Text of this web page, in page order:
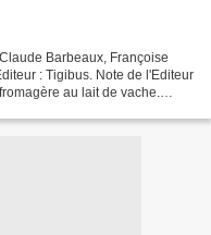
Barbeaux, Françoise
: Tigibus. Note de l'Editeur
au lait de vache.